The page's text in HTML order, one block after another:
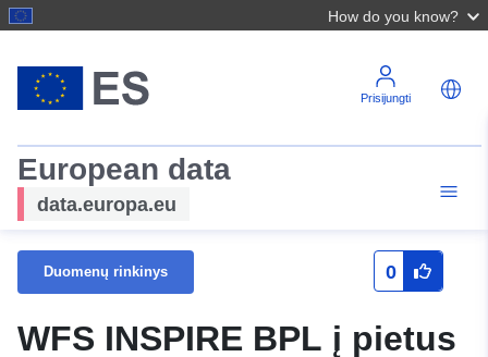
How do you know?
Prisijungti
European data
data.europa.eu
Duomenų rinkinys 0
WFS INSPIRE BPL į pietus